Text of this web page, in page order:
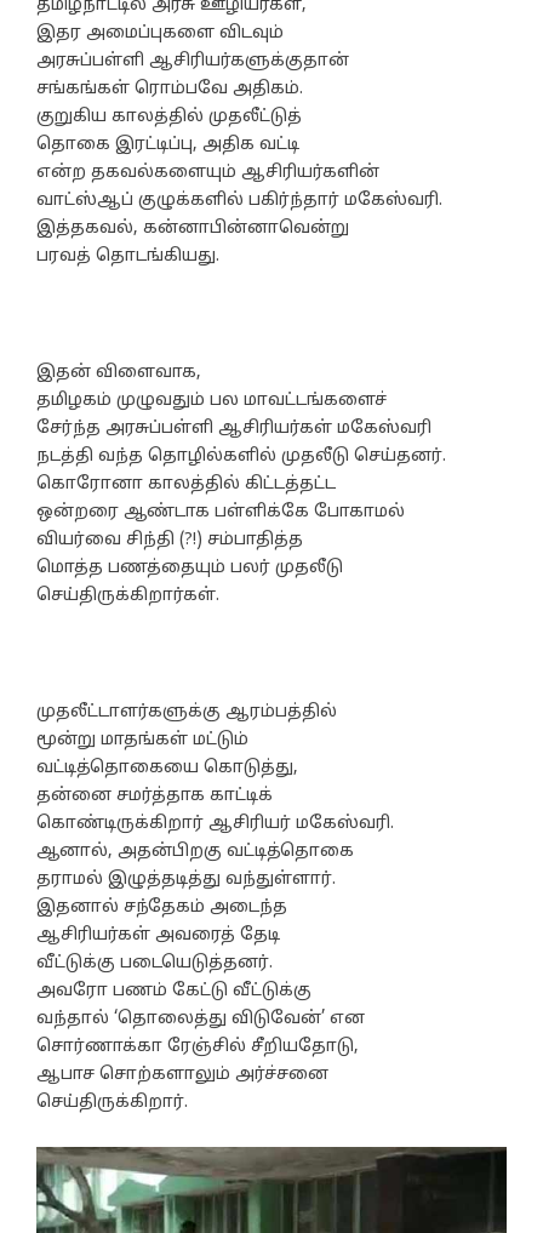
தமிழ்நாட்டில் அரசு ஊழியர்கள்,
இதர அமைப்புகளை விடவும்
அரசுப்பள்ளி ஆசிரியர்களுக்குதான்
சங்கங்கள் ரொம்பவே அதிகம்.
குறுகிய காலத்தில் முதலீட்டுத்
தொகை இரட்டிப்பு, அதிக வட்டி
என்ற தகவல்களையும் ஆசிரியர்களின்
வாட்ஸ்ஆப் குழுக்களில் பகிர்ந்தார் மகேஸ்வரி.
இத்தகவல், கன்னாபின்னாவென்று
பரவத் தொடங்கியது.
இதன் விளைவாக,
தமிழகம் முழுவதும் பல மாவட்டங்களைச்
சேர்ந்த அரசுப்பள்ளி ஆசிரியர்கள் மகேஸ்வரி
நடத்தி வந்த தொழில்களில் முதலீடு செய்தனர்.
கொரோனா காலத்தில் கிட்டத்தட்ட
ஒன்றரை ஆண்டாக பள்ளிக்கே போகாமல்
வியர்வை சிந்தி (?!) சம்பாதித்த
மொத்த பணத்தையும் பலர் முதலீடு
செய்திருக்கிறார்கள்.
முதலீட்டாளர்களுக்கு ஆரம்பத்தில்
மூன்று மாதங்கள் மட்டும்
வட்டித்தொகையை கொடுத்து,
தன்னை சமர்த்தாக காட்டிக்
கொண்டிருக்கிறார் ஆசிரியர் மகேஸ்வரி.
ஆனால், அதன்பிறகு வட்டித்தொகை
தராமல் இழுத்தடித்து வந்துள்ளார்.
இதனால் சந்தேகம் அடைந்த
ஆசிரியர்கள் அவரைத் தேடி
வீட்டுக்கு படையெடுத்தனர்.
அவரோ பணம் கேட்டு வீட்டுக்கு
வந்தால் ‘தொலைத்து விடுவேன்’ என
சொர்ணாக்கா ரேஞ்சில் சீறியதோடு,
ஆபாச சொற்களாலும் அர்ச்சனை
செய்திருக்கிறார்.